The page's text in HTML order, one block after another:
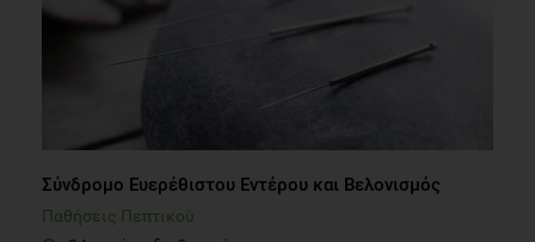
Σύνδρομο Ευερέθιστου Εντέρου και Βελονισμός
Παθήσεις Πεπτικού